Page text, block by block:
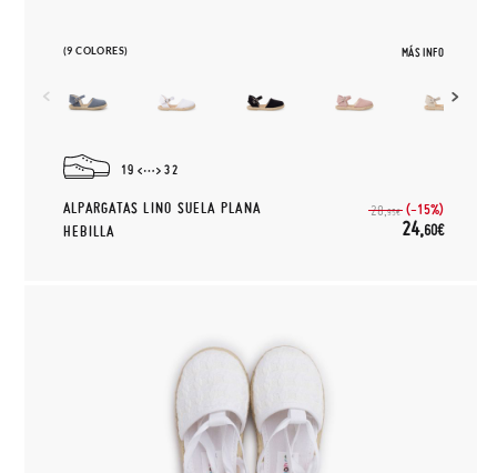
(9 COLORES) MÁS INFO
19 32
ALPARGATAS LINO SUELA PLANA
HEBILLA
28,95€ (-15%)
24,60€